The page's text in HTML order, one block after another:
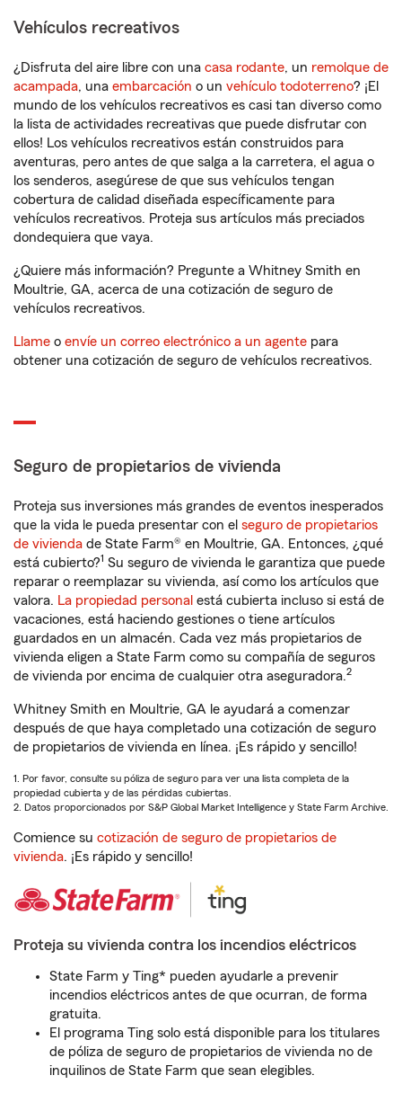
Vehículos recreativos
¿Disfruta del aire libre con una casa rodante, un remolque de
acampada, una embarcación o un vehículo todoterreno? ¡El
mundo de los vehículos recreativos es casi tan diverso como
la lista de actividades recreativas que puede disfrutar con
ellos! Los vehículos recreativos están construidos para
aventuras, pero antes de que salga a la carretera, el agua o
los senderos, asegúrese de que sus vehículos tengan
cobertura de calidad diseñada específicamente para
vehículos recreativos. Proteja sus artículos más preciados
dondequiera que vaya.
¿Quiere más información? Pregunte a Whitney Smith en
Moultrie, GA, acerca de una cotización de seguro de
vehículos recreativos.
Llame o envíe un correo electrónico a un agente para
obtener una cotización de seguro de vehículos recreativos.
Seguro de propietarios de vivienda
Proteja sus inversiones más grandes de eventos inesperados
que la vida le pueda presentar con el seguro de propietarios
de vivienda de State Farm® en Moultrie, GA. Entonces, ¿qué
está cubierto?1 Su seguro de vivienda le garantiza que puede
reparar o reemplazar su vivienda, así como los artículos que
valora. La propiedad personal está cubierta incluso si está de
vacaciones, está haciendo gestiones o tiene artículos
guardados en un almacén. Cada vez más propietarios de
vivienda eligen a State Farm como su compañía de seguros
de vivienda por encima de cualquier otra aseguradora.2
Whitney Smith en Moultrie, GA le ayudará a comenzar
después de que haya completado una cotización de seguro
de propietarios de vivienda en línea. ¡Es rápido y sencillo!
1. Por favor, consulte su póliza de seguro para ver una lista completa de la
propiedad cubierta y de las pérdidas cubiertas.
2. Datos proporcionados por S&P Global Market Intelligence y State Farm Archive.
Comience su cotización de seguro de propietarios de
vivienda. ¡Es rápido y sencillo!
Proteja su vivienda contra los incendios eléctricos
State Farm y Ting* pueden ayudarle a prevenir
incendios eléctricos antes de que ocurran, de forma
gratuita.
El programa Ting solo está disponible para los titulares
de póliza de seguro de propietarios de vivienda no de
inquilinos de State Farm que sean elegibles.